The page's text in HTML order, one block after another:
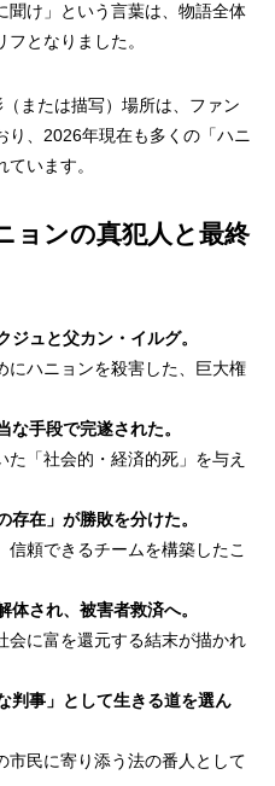
聞け」という言葉は、物語全体
となりました。
または描写）場所は、ファン
り、2026年現在も多くの「ハニ
います。
ョンの真犯人と最終
ュと父カン・イルグ。
にハニョンを殺害した、巨大権
手段で完遂された。
「社会的・経済的死」を与え
在」が勝敗を分けた。
頼できるチームを構築したこ
体され、被害者救済へ。
会に富を還元する結末が描かれ
判事」として生きる道を選ん
市民に寄り添う法の番人として